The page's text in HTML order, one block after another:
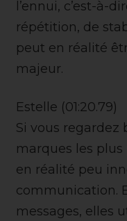
l’ennui, c’est-à-
répétition, de
peut en réalité
majeur.
Estelle (01:20.79)
Si vous regardez
marques les
en réalité peu
communication.
messages, elles